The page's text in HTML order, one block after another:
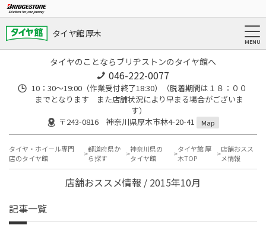
タイヤ館 厚木
タイヤのことならブリヂストンのタイヤ館へ
046-222-0077
10：30～19:00（作業受付終了18:30）（脱着期間は１８：００
までとなります また店舗状況により早まる場合がございま
す）
〒243-0816 神奈川県厚木市林4-20-41
Map
タイヤ・ホイール専門
店のタイヤ館
都道府県か
ら探す
神奈川県の
タイヤ館
タイヤ館 厚
木TOP
店舗おスス
メ情報
店舗おススメ情報 / 2015年10月
記事一覧